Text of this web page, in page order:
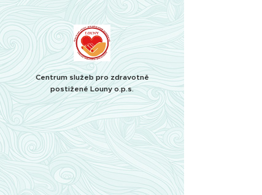
Centrum služeb pro zdravotně
postižené Louny o.p.s.